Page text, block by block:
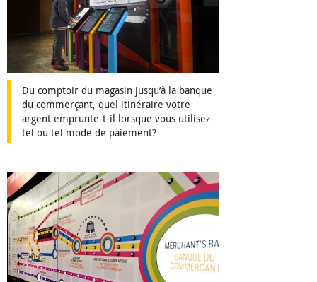
Du comptoir du magasin jusqu’à la banque
du commerçant, quel itinéraire votre
argent emprunte-t-il lorsque vous utilisez
tel ou tel mode de paiement?